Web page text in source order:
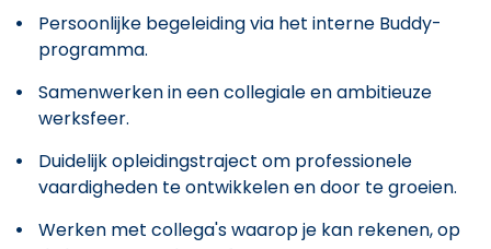
Persoonlijke begeleiding via het interne Buddy-
programma.
Samenwerken in een collegiale en ambitieuze
werksfeer.
Duidelijk opleidingstraject om professionele
vaardigheden te ontwikkelen en door te groeien.
Werken met collega's waarop je kan rekenen, op